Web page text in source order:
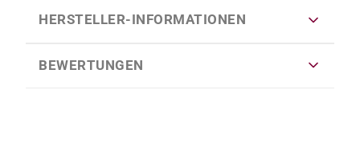
HERSTELLER-INFORMATIONEN
BEWERTUNGEN